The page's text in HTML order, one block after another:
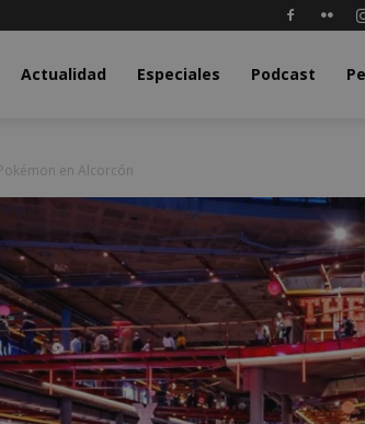
Actualidad Especiales Podcast
en Alcorcón